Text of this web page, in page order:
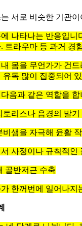
서로 비슷한 기관
나타나는 반응입
트라우마 등 과거 경
몸을 무언가가 건
독 많이 집중되어
음과 같은 역할을 합
토리스나 음경의 발기
비샘을 자극해 윤활
사정이나 규칙적
골반저근 수축
한꺼번에 일어나